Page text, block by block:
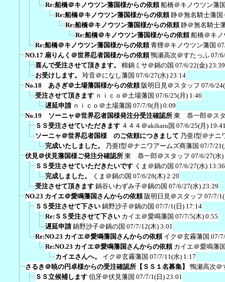
Re:船橋＠キノウツン藩国様からの依頼 船橋＠キノウツン藩
Re:船橋＠キノウツン藩国様からの依頼 静＠無名騎士藩国
Re:船橋＠キノウツン藩国様からの依頼 静＠無名騎士
Re:船橋＠キノウツン藩国様からの依頼 船橋＠キ
Re:船橋＠キノウツン藩国様からの依頼 青狸＠キノウツン藩国
NO.17 扇りんく＠世界忍者国様からの依頼 鴨瀬高次＠すたっふ 07/
喜んで受注させて頂きます。
棉鍋ミサ＠鍋の国 07/6/22(金) 23:39
お受けします。
玲音＠になし藩国 07/6/27(水) 23:14
No.18 あさぎ＠土場藩国様からの依頼 阪明日見＠スタッフ 07/6/
受注させて頂きます ｎｉｃｏ＠土場藩国 07/6/25(月) 1:46
遅延申請 ｎｉｃｏ＠土場藩国 07/7/9(月) 0:09
No.19 ソーニャ＠世界忍者国様発注分受注確認所 東 恭一郎＠ス
ＳＳ受注させていただきます ４４４＠akiharu国 07/6/25(月)
ソーニャ＠世界忍者国様 のご依頼につきまして 乃亜I型＠ナニ
完成いたしました。
乃亜I型＠ナニワアームズ商藩国 07/7/
伏見＠伏見藩国様ご発注分確認所 東 恭一郎＠スタッフ 07/6/27(水)
ＳＳ受注させていただきたいです くま＠鍋の国 07/6/27(水) 13:36
完成しました。
くま＠鍋の国 07/6/28(木) 2:20
受注させて頂きます 鍋谷いわずみ子＠鍋の国 07/6/27(水) 23:29
NO.23 カイエ＠愛鳴藩国さんからの依頼 阪明日見＠スタッフ 07/7/
ＳＳ受注させて下さい 鍋野沙子＠鍋の国 07/7/1(日) 17:14
Re:ＳＳ受注させて下さい カイエ＠愛鳴藩国 07/7/5(木) 0:55
遅延申請 鍋野沙子＠鍋の国 07/7/12(木) 3:01
Re:NO.23 カイエ＠愛鳴藩国さんからの依頼 イク＠玄霧藩国 07/
Re:NO.23 カイエ＠愛鳴藩国さんからの依頼 カイエ＠愛鳴藩
カイエさんへ。
イク＠玄霧藩国 07/7/11(水) 1:17
さるき＠暁の円卓様からの受注確認所【ＳＳ１名募集】
鴨瀬高次＠
ＳＳ立候補します 伯牙＠伏見藩国 07/7/1(日) 23:01